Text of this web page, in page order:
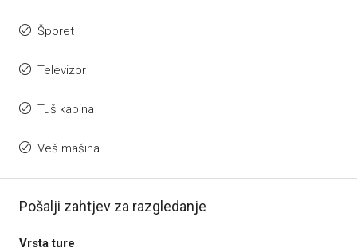
Šporet
Televizor
Tuš kabina
Veš mašina
Pošalji zahtjev za razgledanje
Vrsta ture